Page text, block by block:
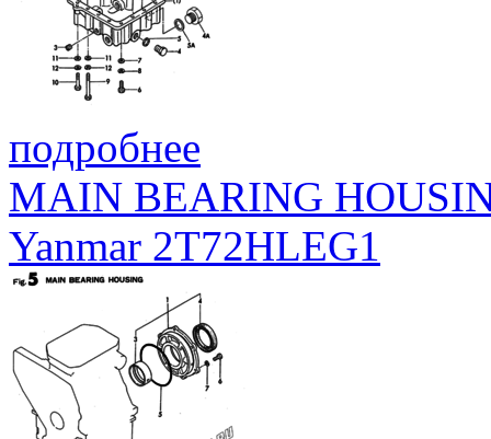
подробнее
MAIN BEARING
Yanmar 2T72HLEG1